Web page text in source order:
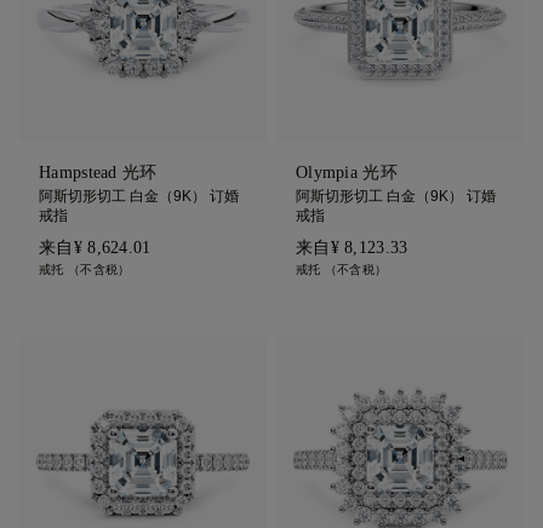
Hampstead 光环
阿斯切形切工 白金（9K） 订婚
戒指
来自 ¥ 8,624.01
戒托 （不含税）
Olympia 光环
阿斯切形切工 白金（9K） 订婚
戒指
来自 ¥ 8,123.33
戒托 （不含税）